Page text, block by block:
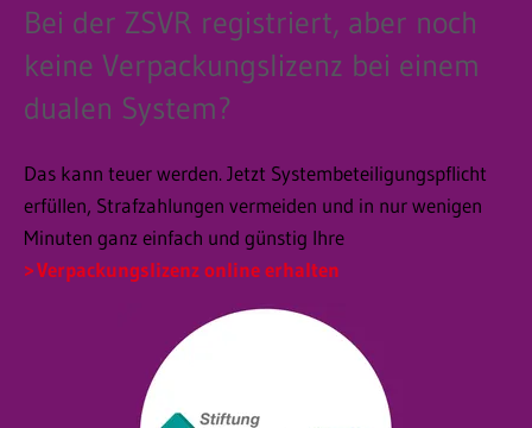
Bei der ZSVR registriert, aber noch
keine Verpackungslizenz bei einem
dualen System?
Das kann teuer werden. Jetzt Systembeteiligungspflicht
erfüllen, Strafzahlungen vermeiden und in nur wenigen
Minuten ganz einfach und günstig Ihre
Verpackungslizenz online erhalten